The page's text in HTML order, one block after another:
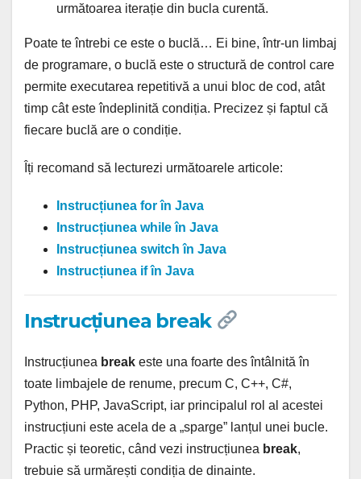
următoarea iterație din bucla curentă.
Poate te întrebi ce este o buclă… Ei bine, într-un limbaj
de programare, o buclă este o structură de control care
permite executarea repetitivă a unui bloc de cod, atât
timp cât este îndeplinită condiția. Precizez și faptul că
fiecare buclă are o condiție.
Îți recomand să lecturezi următoarele articole:
Instrucțiunea for în Java
Instrucțiunea while în Java
Instrucțiunea switch în Java
Instrucțiunea if în Java
Instrucțiunea break
Instrucțiunea break este una foarte des întâlnită în
toate limbajele de renume, precum C, C++, C#,
Python, PHP, JavaScript, iar principalul rol al acestei
instrucțiuni este acela de a „sparge” lanțul unei bucle.
Practic și teoretic, când vezi instrucțiunea break,
trebuie să urmărești condiția de dinainte.